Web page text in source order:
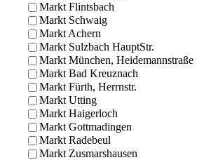
Markt Flintsbach
Markt Schwaig
Markt Achern
Markt Sulzbach HauptStr.
Markt München, Heidemannstraße
Markt Bad Kreuznach
Markt Fürth, Herrnstr.
Markt Utting
Markt Haigerloch
Markt Gottmadingen
Markt Radebeul
Markt Zusmarshausen